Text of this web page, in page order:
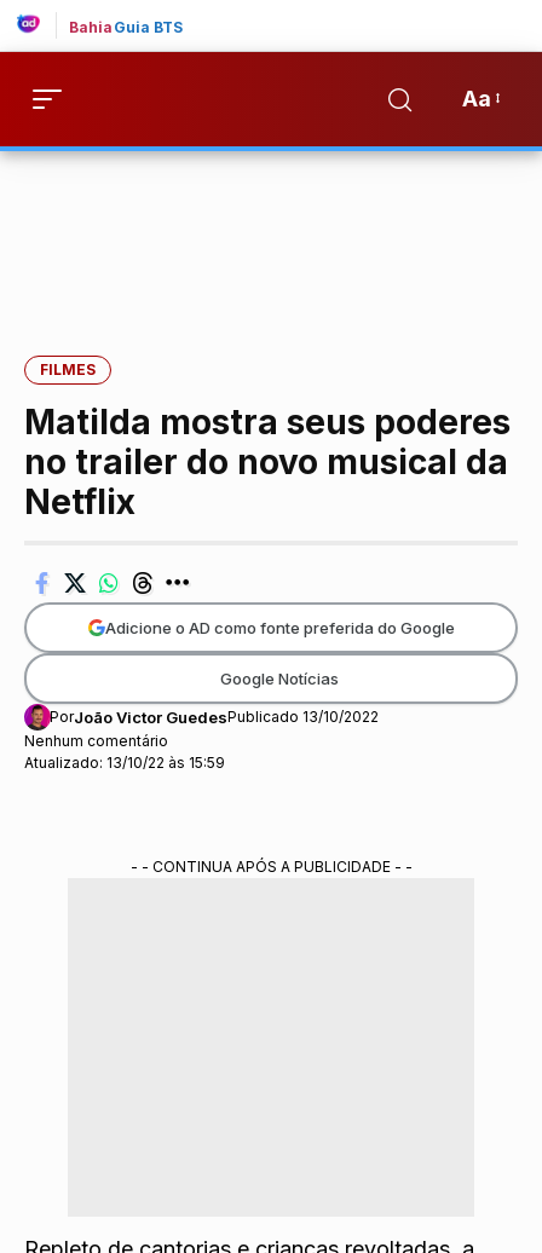
Bahia Guia BTS
Aa
FILMES
Matilda mostra seus poderes
no trailer do novo musical da
Netflix
Atualizado: 13/10/22 às 15:59
PorJoão Victor GuedesPublicado 13/10/2022
Nenhum comentário
Adicione o AD como fonte preferida do Google
Google Notícias
- - CONTINUA APÓS A PUBLICIDADE - -